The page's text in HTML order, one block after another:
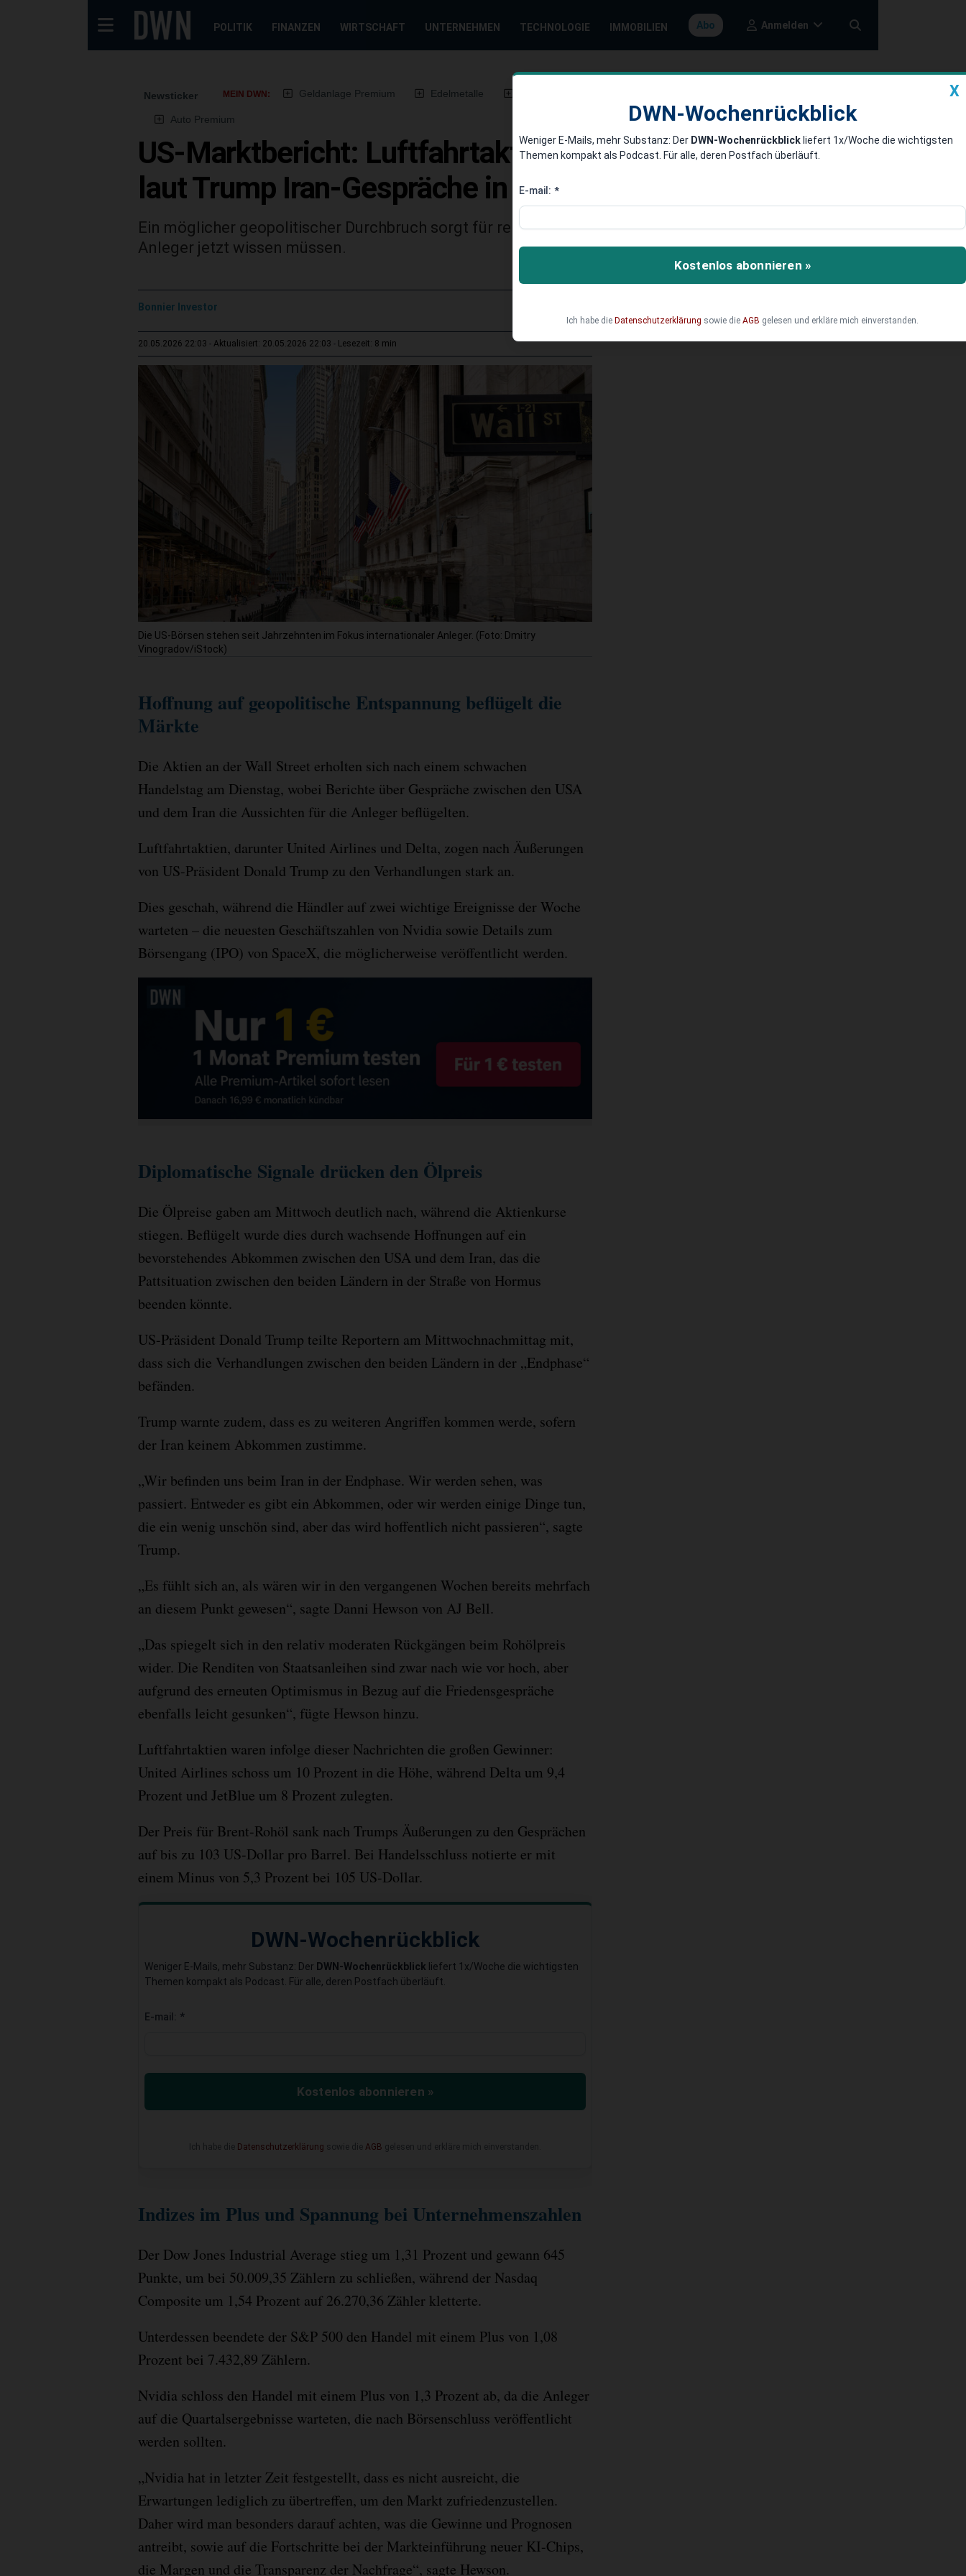
POLITIK FINANZEN WIRTSCHAFT UNTERNEHMEN TECHNOLOGIE IMMOBILIEN Abo Anmelden
Newsticker MEIN DWN: Geldanlage Premium Edelmetalle
Auto Premium
US-Marktbericht: Luftfahrtaktien ziehen stark an, da
laut Trump Iran-Gespräche in der „Endphase“ sind
Ein möglicher geopolitischer Durchbruch sorgt für reichlich Bewegung an den Börsen – was
Anleger jetzt wissen müssen.
Bonnier Investor
20.05.2026 22:03 Aktualisiert: 20.05.2026 22:03 Lesezeit: 8 min
Die US-Börsen stehen seit Jahrzehnten im Fokus internationaler Anleger. (Foto: Dmitry
Vinogradov/iStock)
Hoffnung auf geopolitische Entspannung beflügelt die
Märkte
Die Aktien an der Wall Street erholten sich nach einem schwachen
Handelstag am Dienstag, wobei Berichte über Gespräche zwischen den USA
und dem Iran die Aussichten für die Anleger beflügelten.
Luftfahrtaktien, darunter United Airlines und Delta, zogen nach Äußerungen
von US-Präsident Donald Trump zu den Verhandlungen stark an.
Dies geschah, während die Händler auf zwei wichtige Ereignisse der Woche
warteten – die neuesten Geschäftszahlen von Nvidia sowie Details zum
Börsengang (IPO) von SpaceX, die möglicherweise veröffentlicht werden.
Diplomatische Signale drücken den Ölpreis
Die Ölpreise gaben am Mittwoch deutlich nach, während die Aktienkurse
stiegen. Beflügelt wurde dies durch wachsende Hoffnungen auf ein
bevorstehendes Abkommen zwischen den USA und dem Iran, das die
Pattsituation zwischen den beiden Ländern in der Straße von Hormus
beenden könnte.
US-Präsident Donald Trump teilte Reportern am Mittwochnachmittag mit,
dass sich die Verhandlungen zwischen den beiden Ländern in der „Endphase“
befänden.
Trump warnte zudem, dass es zu weiteren Angriffen kommen werde, sofern
der Iran keinem Abkommen zustimme.
„Wir befinden uns beim Iran in der Endphase. Wir werden sehen, was
passiert. Entweder es gibt ein Abkommen, oder wir werden einige Dinge tun,
die ein wenig unschön sind, aber das wird hoffentlich nicht passieren“, sagte
Trump.
„Es fühlt sich an, als wären wir in den vergangenen Wochen bereits mehrfach
an diesem Punkt gewesen“, sagte Danni Hewson von AJ Bell.
„Das spiegelt sich in den relativ moderaten Rückgängen beim Rohölpreis
wider. Die Renditen von Staatsanleihen sind zwar nach wie vor hoch, aber
aufgrund des erneuten Optimismus in Bezug auf die Friedensgespräche
ebenfalls leicht gesunken“, fügte Hewson hinzu.
Luftfahrtaktien waren infolge dieser Nachrichten die großen Gewinner:
United Airlines schoss um 10 Prozent in die Höhe, während Delta um 9,4
Prozent und JetBlue um 8 Prozent zulegten.
Der Preis für Brent-Rohöl sank nach Trumps Äußerungen zu den Gesprächen
auf bis zu 103 US-Dollar pro Barrel. Bei Handelsschluss notierte er mit
einem Minus von 5,3 Prozent bei 105 US-Dollar.
DWN-Wochenrückblick
Weniger E-Mails, mehr Substanz: Der DWN-Wochenrückblick liefert 1x/Woche die wichtigsten
Themen kompakt als Podcast. Für alle, deren Postfach überläuft.
E-mail: *
Kostenlos abonnieren »
Ich habe die Datenschutzerklärung sowie die AGB gelesen und erkläre mich einverstanden.
Indizes im Plus und Spannung bei Unternehmenszahlen
Der Dow Jones Industrial Average stieg um 1,31 Prozent und gewann 645
Punkte, um bei 50.009,35 Zählern zu schließen, während der Nasdaq
Composite um 1,54 Prozent auf 26.270,36 Zähler kletterte.
Unterdessen beendete der S&P 500 den Handel mit einem Plus von 1,08
Prozent bei 7.432,89 Zählern.
Nvidia schloss den Handel mit einem Plus von 1,3 Prozent ab, da die Anleger
auf die Quartalsergebnisse warteten, die nach Börsenschluss veröffentlicht
werden sollten.
„Nvidia hat in letzter Zeit festgestellt, dass es nicht ausreicht, die
Erwartungen lediglich zu übertreffen, um den Markt zufriedenzustellen.
Daher wird man besonders darauf achten, was die Gewinne und Prognosen
antreibt, sowie auf die Fortschritte bei der Markteinführung neuer KI-Chips,
die Margen und die Transparenz der Nachfrage“, sagte Hewson.
X
DWN-Wochenrückblick
Weniger E-Mails, mehr Substanz: Der DWN-Wochenrückblick liefert 1x/Woche die wichtigsten
Themen kompakt als Podcast. Für alle, deren Postfach überläuft.
E-mail: *
Kostenlos abonnieren »
Ich habe die Datenschutzerklärung sowie die AGB gelesen und erkläre mich einverstanden.